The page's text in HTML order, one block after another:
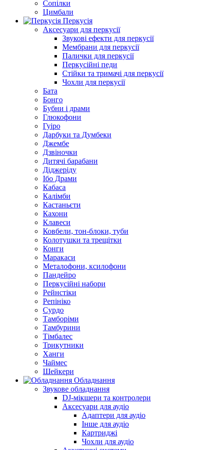
Сопілки
Цимбали
Перкусія
Аксесуари для перкусії
Звукові ефекти для перкусії
Мембрани для перкусії
Палички для перкусії
Перкусійні педи
Стійки та тримачі для перкусії
Чохли для перкусії
Бата
Бонго
Бубни і драми
Глюкофони
Гуіро
Дарбуки та Думбеки
Джембе
Дзвіночки
Дитячі барабани
Діджеріду
Ібо Драми
Кабаса
Калімби
Кастаньєти
Кахони
Клавеси
Ковбели, тон-блоки, туби
Колотушки та трещітки
Конги
Маракаси
Металофони, ксилофони
Пандейро
Перкусійні набори
Рейнстіки
Репініко
Сурдо
Тамборіми
Тамбурини
Тімбалес
Трикутники
Ханги
Чаймес
Шейкери
Обладнання
Звукове обладнання
DJ-мікшери та контролери
Аксесуари для аудіо
Адаптери для аудіо
Інше для аудіо
Картриджі
Чохли для аудіо